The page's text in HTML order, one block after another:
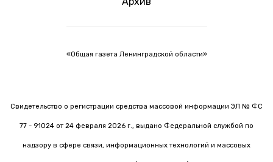
«Общая газета Ленинградской области»
Свидетельство о регистрации средства массовой информации ЭЛ № ФС
77 - 91024 от 24 февраля 2026 г., выдано Федеральной службой по
надзору в сфере связи, информационных технологий и массовых